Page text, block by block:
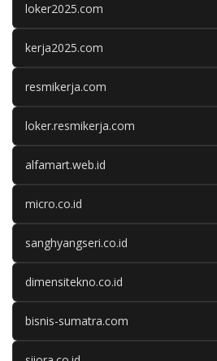
loker2025.com
kerja2025.com
resmikerja.com
loker.resmikerja.com
alfamart.web.id
micro.co.id
sanghyangseri.co.id
dimensitekno.co.id
bisnis-sumatra.com